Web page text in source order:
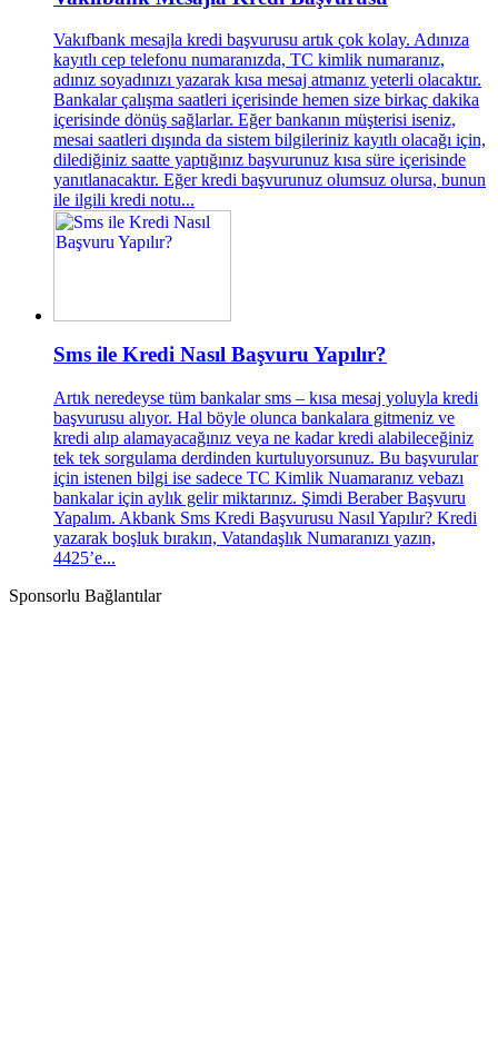
Vakıfbank mesajla kredi başvurusu artık çok kolay. Adınıza
kayıtlı cep telefonu numaranızda, TC kimlik numaranız,
adınız soyadınızı yazarak kısa mesaj atmanız yeterli olacaktır.
Bankalar çalışma saatleri içerisinde hemen size birkaç dakika
içerisinde dönüş sağlarlar. Eğer bankanın müşterisi iseniz,
mesai saatleri dışında da sistem bilgileriniz kayıtlı olacağı için,
dilediğiniz saatte yaptığınız başvurunuz kısa süre içerisinde
yanıtlanacaktır. Eğer kredi başvurunuz olumsuz olursa, bunun
ile ilgili kredi notu...
Sms ile Kredi Nasıl Başvuru Yapılır?
Artık neredeyse tüm bankalar sms – kısa mesaj yoluyla kredi
başvurusu alıyor. Hal böyle olunca bankalara gitmeniz ve
kredi alıp alamayacağınız veya ne kadar kredi alabileceğiniz
tek tek sorgulama derdinden kurtuluyorsunuz. Bu başvurular
için istenen bilgi ise sadece TC Kimlik Nuamaranız vebazı
bankalar için aylık gelir miktarınız. Şimdi Beraber Başvuru
Yapalım. Akbank Sms Kredi Başvurusu Nasıl Yapılır? Kredi
yazarak boşluk bırakın, Vatandaşlık Numaranızı yazın,
4425’e...
Sponsorlu Bağlantılar